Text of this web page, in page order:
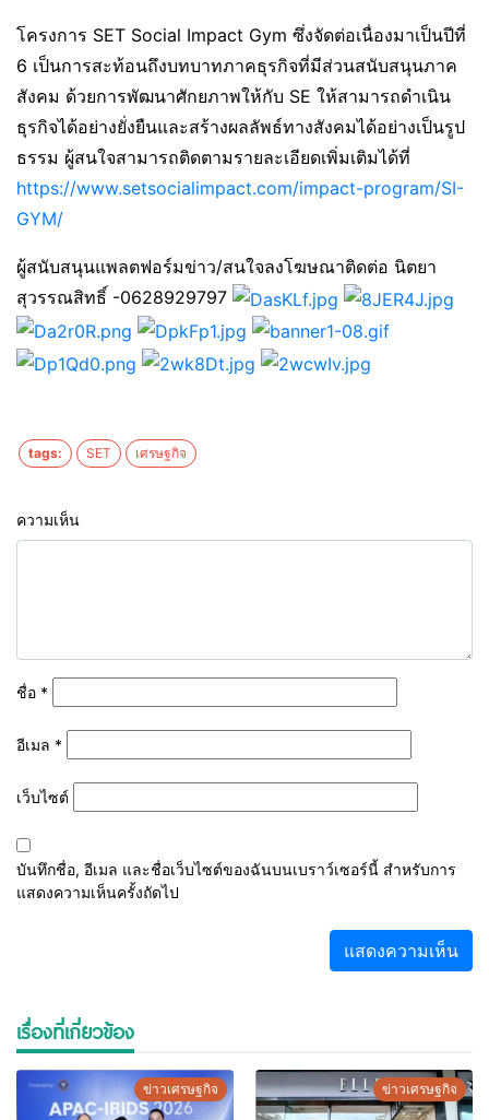
โครงการ SET Social Impact Gym ซึ่งจัดต่อเนื่องมาเป็นปีที่
6 เป็นการสะท้อนถึงบทบาทภาคธุรกิจที่มีส่วนสนับสนุนภาค
สังคม ด้วยการพัฒนาศักยภาพให้กับ SE ให้สามารถดำเนิน
ธุรกิจได้อย่างยั่งยืนและสร้างผลลัพธ์ทางสังคมได้อย่างเป็นรูป
ธรรม ผู้สนใจสามารถติดตามรายละเอียดเพิ่มเติมได้ที่
https://www.setsocialimpact.com/impact-program/SI-
GYM/
ผู้สนับสนุนแพลตฟอร์มข่าว/สนใจลงโฆษณาติดต่อ นิตยา
สุวรรณสิทธิ์ -0628929797
tags: SET เศรษฐกิจ
ความเห็น
ชื่อ *
อีเมล *
เว็บไซต์
บันทึกชื่อ, อีเมล และชื่อเว็บไซต์ของฉันบนเบราว์เซอร์นี้ สำหรับการ
แสดงความเห็นครั้งถัดไป
เรื่องที่เกี่ยวข้อง
ข่าวเศรษฐกิจ ข่าวเศรษฐกิจ